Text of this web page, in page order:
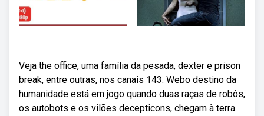
Veja the office, uma família da pesada, dexter e prison
break, entre outras, nos canais 143. Webo destino da
humanidade está em jogo quando duas raças de robôs,
os autobots e os vilões decepticons, chegam à terra.